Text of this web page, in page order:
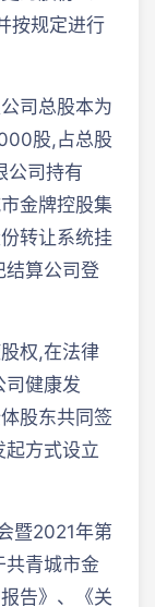
按规定进行
司总股本为
股,占总股
公司持有
金牌控股集
转让系统挂
结算公司登
权,在法律
司健康发
股东共同签
起方式设立
暨2021年第
共青城市金
告》、《关